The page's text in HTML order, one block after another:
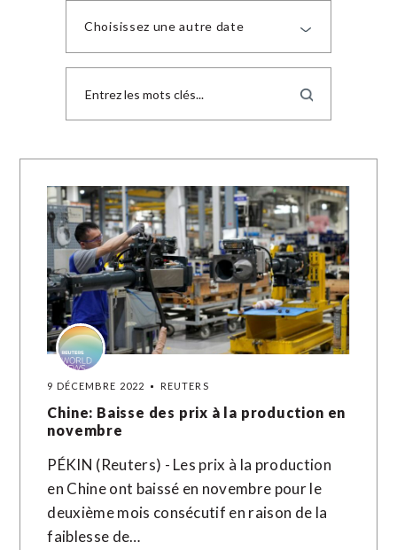
Choisissez une autre date
9 DÉCEMBRE 2022 REUTERS
Chine: Baisse des prix à la production en
novembre
PÉKIN (Reuters) - Les prix à la production
en Chine ont baissé en novembre pour le
deuxième mois consécutif en raison de la
faiblesse de…